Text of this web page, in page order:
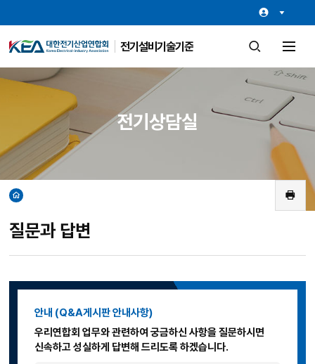
전기설비기술기준
검
열
전
메
열
기
전기상담실
홈
인
쇄
질문과 답변
안내 (Q&A게시판 안내사항)
우리연합회 업무와 관련하여 궁금하신 사항을 질문하시면
신속하고 성실하게 답변해 드리도록 하겠습니다.